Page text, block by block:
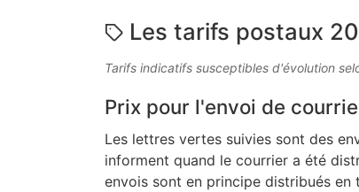
Les tarifs postaux
Tarifs indicatifs susceptibles d'évolution
Prix pour l'envoi de
Les lettres vertes suivies sont des
informent quand le courrier a été
envois sont en principe distribués en